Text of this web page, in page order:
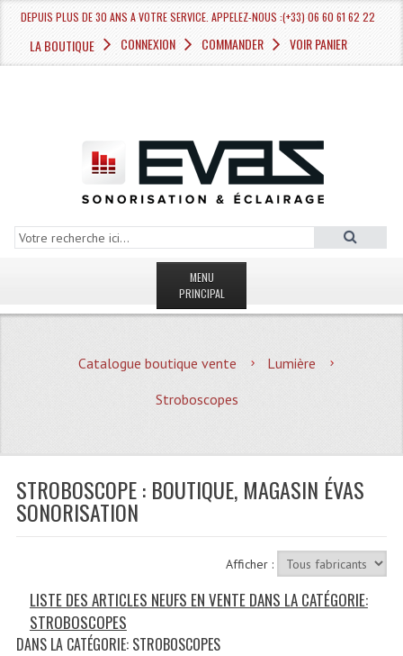
DEPUIS PLUS DE 30 ANS A VOTRE SERVICE. APPELEZ-NOUS :(+33) 06 60 61 62 22
LA BOUTIQUE CONNEXION COMMANDER VOIR PANIER
MENU
PRINCIPAL
MAGASIN
Quoi De Neuf?
Plan Acces, Horaires.
Catalogue boutique vente
Lumière
Stroboscopes
STROBOSCOPE : BOUTIQUE, MAGASIN ÉVAS
SONORISATION
Afficher :
LISTE DES ARTICLES NEUFS EN VENTE DANS LA CATÉGORIE:
STROBOSCOPES
DANS LA CATÉGORIE: STROBOSCOPES